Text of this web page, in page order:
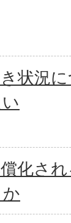
状況に
化され